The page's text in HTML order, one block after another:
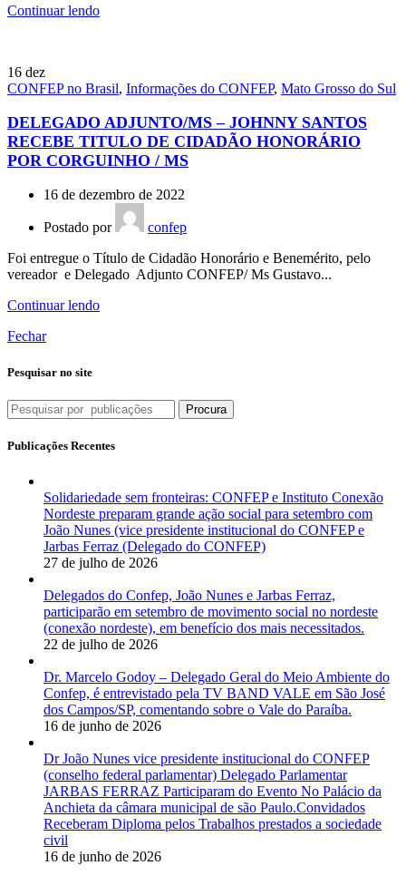
Continuar lendo
16 dez
CONFEP no Brasil, Informações do CONFEP, Mato Grosso do Sul
DELEGADO ADJUNTO/MS – JOHNNY SANTOS
RECEBE TITULO DE CIDADÃO HONORÁRIO
POR CORGUINHO / MS
16 de dezembro de 2022
Postado por
confep
Foi entregue o Título de Cidadão Honorário e Benemérito, pelo
vereador e Delegado Adjunto CONFEP/ Ms Gustavo...
Continuar lendo
Fechar
Pesquisar no site
Procura
Publicações Recentes
Solidariedade sem fronteiras: CONFEP e Instituto Conexão
Nordeste preparam grande ação social para setembro com
João Nunes (vice presidente institucional do CONFEP e
Jarbas Ferraz (Delegado do CONFEP)
27 de julho de 2026
Delegados do Confep, João Nunes e Jarbas Ferraz,
participarão em setembro de movimento social no nordeste
(conexão nordeste), em benefício dos mais necessitados.
22 de julho de 2026
Dr. Marcelo Godoy – Delegado Geral do Meio Ambiente do
Confep, é entrevistado pela TV BAND VALE em São José
dos Campos/SP, comentando sobre o Vale do Paraíba.
16 de junho de 2026
Dr João Nunes vice presidente institucional do CONFEP
(conselho federal parlamentar) Delegado Parlamentar
JARBAS FERRAZ Participaram do Evento No Palácio da
Anchieta da câmara municipal de são Paulo.Convidados
Receberam Diploma pelos Trabalhos prestados a sociedade
civil
16 de junho de 2026